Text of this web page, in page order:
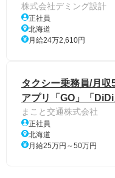
株式会社デミング設計
正社員
北海道
月給24万2,610円
タクシー乗務員/月
アプリ「GO」「
まこと交通株式会社
正社員
北海道
月給25万円～50万円